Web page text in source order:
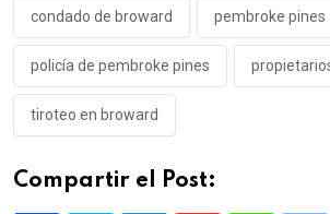
condado de broward pembroke pines
policía de pembroke pines
tiroteo en broward
Compartir el Post: